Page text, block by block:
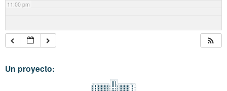
11:00 pm
Un proyecto: